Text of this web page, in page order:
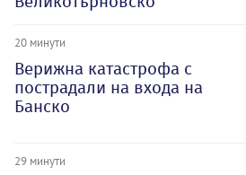
20 минути
Верижна катастрофа с
пострадали на входа на
Банско
29 минути